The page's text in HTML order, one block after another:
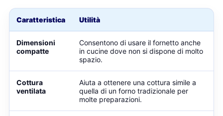
Caratteristica Utilità
Dimensioni
compatte
Consentono di usare il fornetto anche
in cucine dove non si dispone di molto
spazio.
Cottura
ventilata
Aiuta a ottenere una cottura simile a
quella di un forno tradizionale per
molte preparazioni.